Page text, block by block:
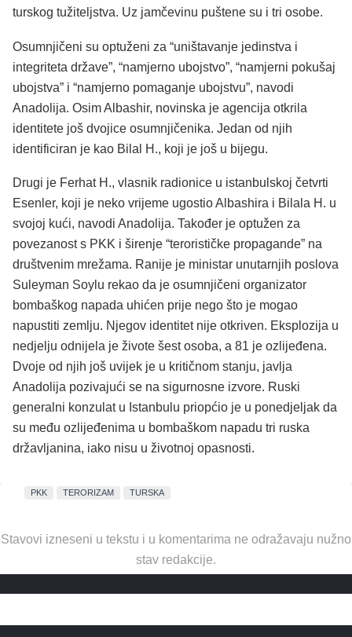
turskog tužiteljstva. Uz jamčevinu puštene su i tri osobe.
Osumnjičeni su optuženi za “uništavanje jedinstva i
integriteta države”, “namjerno ubojstvo”, “namjerni pokušaj
ubojstva” i “namjerno pomaganje ubojstvu”, navodi
Anadolija. Osim Albashir, novinska je agencija otkrila
identitete još dvojice osumnjičenika. Jedan od njih
identificiran je kao Bilal H., koji je još u bijegu.
Drugi je Ferhat H., vlasnik radionice u istanbulskoj četvrti
Esenler, koji je neko vrijeme ugostio Albashira i Bilala H. u
svojoj kući, navodi Anadolija. Također je optužen za
povezanost s PKK i širenje “terorističke propagande” na
društvenim mrežama. Ranije je ministar unutarnjih poslova
Suleyman Soylu rekao da je osumnjičeni organizator
bombaškog napada uhićen prije nego što je mogao
napustiti zemlju. Njegov identitet nije otkriven. Eksplozija u
nedjelju odnijela je živote šest osoba, a 81 je ozlijeđena.
Dvoje od njih još uvijek je u kritičnom stanju, javlja
Anadolija pozivajući se na sigurnosne izvore. Ruski
generalni konzulat u Istanbulu priopćio je u ponedjeljak da
su među ozlijeđenima u bombaškom napadu tri ruska
državljanina, iako nisu u životnoj opasnosti.
PKK TERORIZAM TURSKA
Stavovi izneseni u tekstu i u komentarima ne odražavaju nužno
stav redakcije.